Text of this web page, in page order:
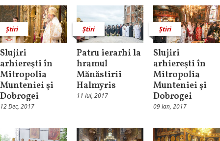
Știri
Slujiri
arhiereşti în
Mitropolia
Munteniei şi
Dobrogei
12 Dec, 2017
Știri
Patru ierarhi la
hramul
Mănăstirii
Halmyris
11 Iul, 2017
Știri
Slujiri
arhiereşti în
Mitropolia
Munteniei şi
Dobrogei
09 Ian, 2017